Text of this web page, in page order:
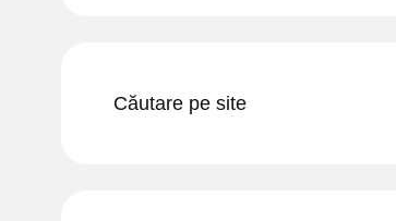
Căutare pe site